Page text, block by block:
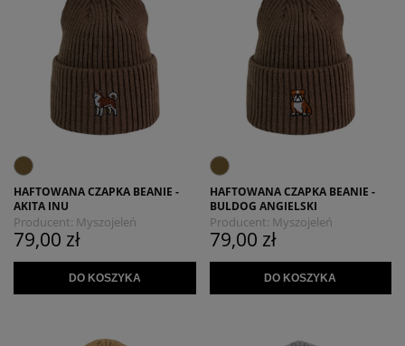
HAFTOWANA CZAPKA BEANIE -
AKITA INU
Producent: Myszojeleń
79,00 zł
DO KOSZYKA
HAFTOWANA CZAPKA BEANIE -
BULDOG ANGIELSKI
Producent: Myszojeleń
79,00 zł
DO KOSZYKA